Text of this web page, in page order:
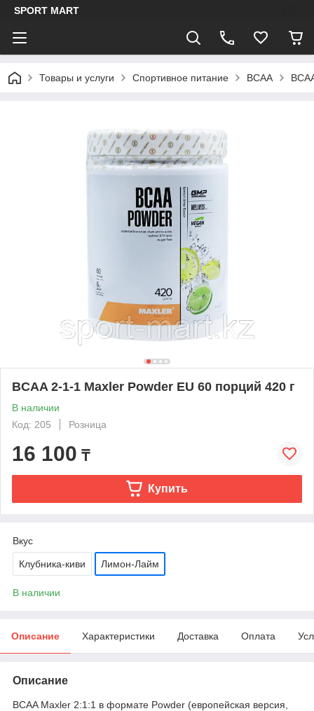
SPORT MART
Товары и услуги Спортивное питание BCAA
BCAA 2-1-1 Maxler Powder EU 60 порций 420 г
В наличии
Код: 205
Розница
16 100 ₸
Купить
Вкус
Клубника-киви Лимон-Лайм
В наличии
Описание Характеристики Доставка Оплата
Описание
BCAA Maxler 2:1:1 в формате Powder (европейская версия,